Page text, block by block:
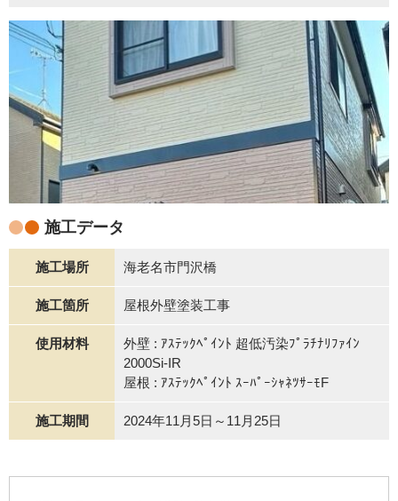
施工データ
施工場所 海老名市門沢橋
施工箇所 屋根外壁塗装工事
使用材料
外壁 : ｱｽﾃｯｸﾍﾟｲﾝﾄ 超低汚染ﾌﾟﾗﾁﾅﾘﾌｧｲﾝ
2000Si-IR
屋根 : ｱｽﾃｯｸﾍﾟｲﾝﾄ ｽｰﾊﾟｰｼｬﾈﾂｻｰﾓF
施工期間 2024年11月5日～11月25日